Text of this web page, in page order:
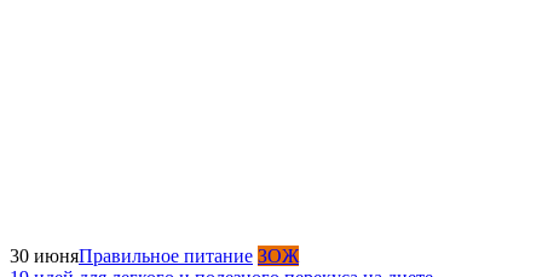
30 июняПравильное питание ЗОЖ